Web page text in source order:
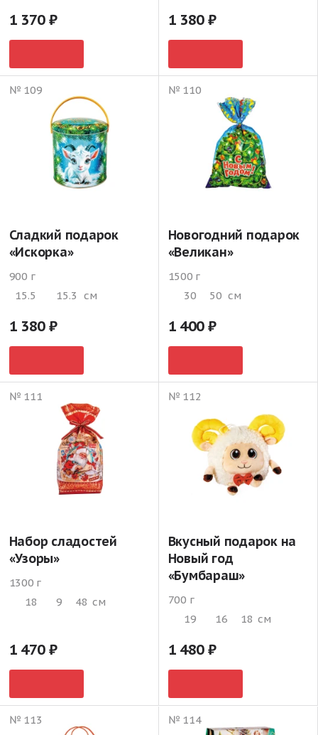
1 370 1 380
№ 109
Сладкий подарок
«Искорка»
900 г
15.5
15.3 см
1 380
№ 110
Новогодний подарок
«Великан»
1500 г
30
50 см
1 400
№ 111
Набор сладостей
«Узоры»
1300 г
18
9 48 см
1 470
№ 112
Вкусный подарок на
Новый год
«Бумбараш»
700 г
19
16 18 см
1 480
№ 113 № 114